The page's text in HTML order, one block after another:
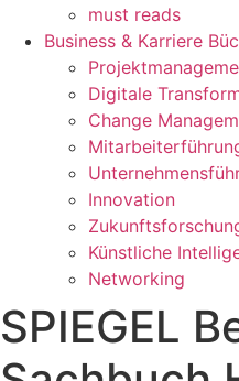
must reads
Business & Karriere
Digitale
Change
Innovation
Künstliche
Networking
SPIEGEL